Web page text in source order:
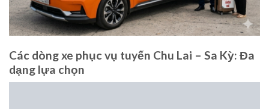
Các dòng xe phục vụ tuyến Chu Lai – Sa Kỳ: Đa
dạng lựa chọn